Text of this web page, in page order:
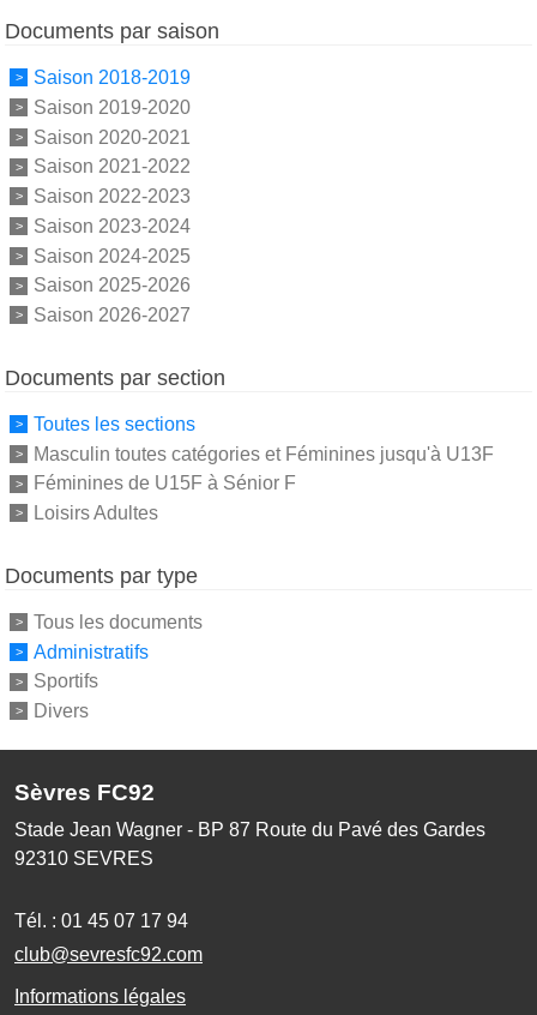
Documents par saison
Saison 2018-2019
Saison 2019-2020
Saison 2020-2021
Saison 2021-2022
Saison 2022-2023
Saison 2023-2024
Saison 2024-2025
Saison 2025-2026
Saison 2026-2027
Documents par section
Toutes les sections
Masculin toutes catégories et Féminines jusqu'à U13F
Féminines de U15F à Sénior F
Loisirs Adultes
Documents par type
Tous les documents
Administratifs
Sportifs
Divers
Sèvres FC92
Stade Jean Wagner - BP 87 Route du Pavé des Gardes
92310 SEVRES
Tél. : 01 45 07 17 94
club@sevresfc92.com
Informations légales